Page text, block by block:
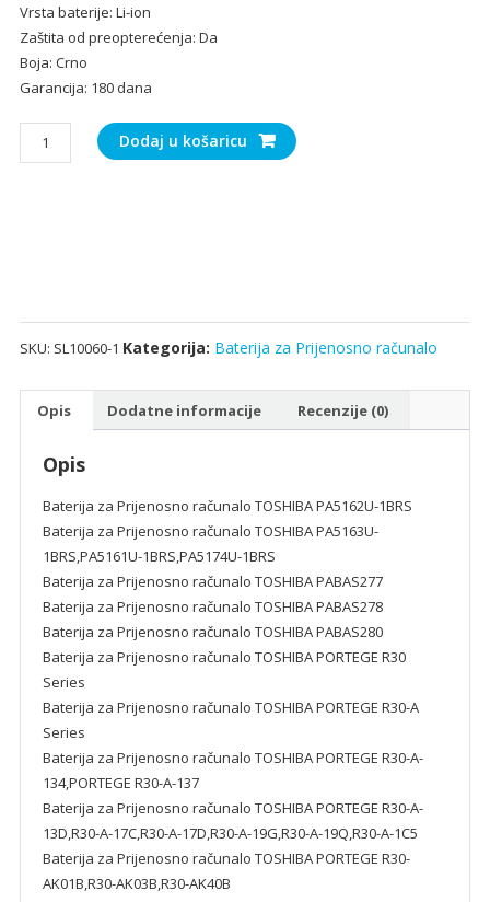
Vrsta baterije: Li-ion
Zaštita od preopterećenja: Da
Boja: Crno
Garancija: 180 dana
Baterija
za
Dodaj u košaricu
SKU: SL10060-1 Kategorija: Baterija za Prijenosno računalo
Opis Dodatne informacije Recenzije (0)
Opis
Baterija za Prijenosno računalo TOSHIBA PA5162U-1BRS
Baterija za Prijenosno računalo TOSHIBA PA5163U-
1BRS,PA5161U-1BRS,PA5174U-1BRS
Baterija za Prijenosno računalo TOSHIBA PABAS277
Baterija za Prijenosno računalo TOSHIBA PABAS278
Baterija za Prijenosno računalo TOSHIBA PABAS280
Baterija za Prijenosno računalo TOSHIBA PORTEGE R30
Series
Baterija za Prijenosno računalo TOSHIBA PORTEGE R30-A
Series
Baterija za Prijenosno računalo TOSHIBA PORTEGE R30-A-
134,PORTEGE R30-A-137
Baterija za Prijenosno računalo TOSHIBA PORTEGE R30-A-
13D,R30-A-17C,R30-A-17D,R30-A-19G,R30-A-19Q,R30-A-1C5
Baterija za Prijenosno računalo TOSHIBA PORTEGE R30-
AK01B,R30-AK03B,R30-AK40B